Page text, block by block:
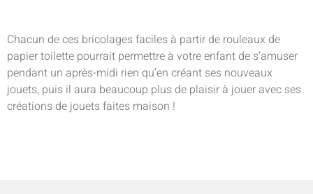
Chacun de ces bricolages faciles à partir de rouleaux de
papier toilette pourrait permettre à votre enfant de s’amuser
pendant un après-midi rien qu’en créant ses nouveaux
jouets, puis il aura beaucoup plus de plaisir à jouer avec ses
créations de jouets faites maison !